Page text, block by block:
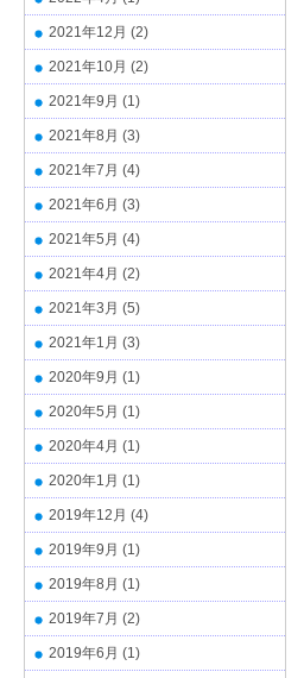
2021年12月 (2)
2021年10月 (2)
2021年9月 (1)
2021年8月 (3)
2021年7月 (4)
2021年6月 (3)
2021年5月 (4)
2021年4月 (2)
2021年3月 (5)
2021年1月 (3)
2020年9月 (1)
2020年5月 (1)
2020年4月 (1)
2020年1月 (1)
2019年12月 (4)
2019年9月 (1)
2019年8月 (1)
2019年7月 (2)
2019年6月 (1)